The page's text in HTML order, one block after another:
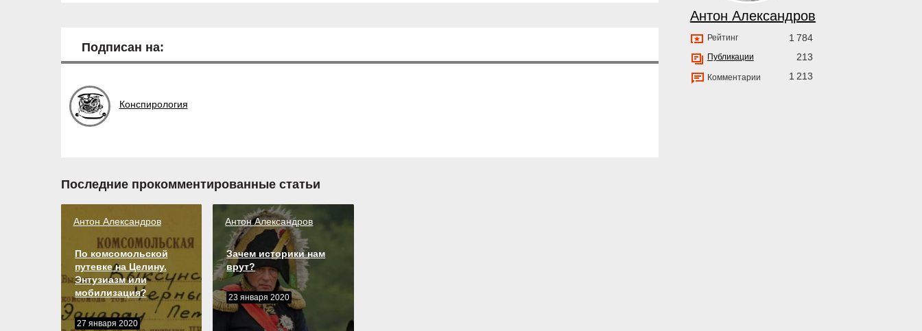
Подписан на:
Конспирология
Последние прокомментированные статьи
Антон Александров
По комсомольской
путевке на Целину.
Энтузиазм или
мобилизация?
27 января 2020
Антон Александров
Зачем историки нам
врут?
23 января 2020
Антон Александров
Рейтинг 1 784
Публикации 213
Комментарии 1 213